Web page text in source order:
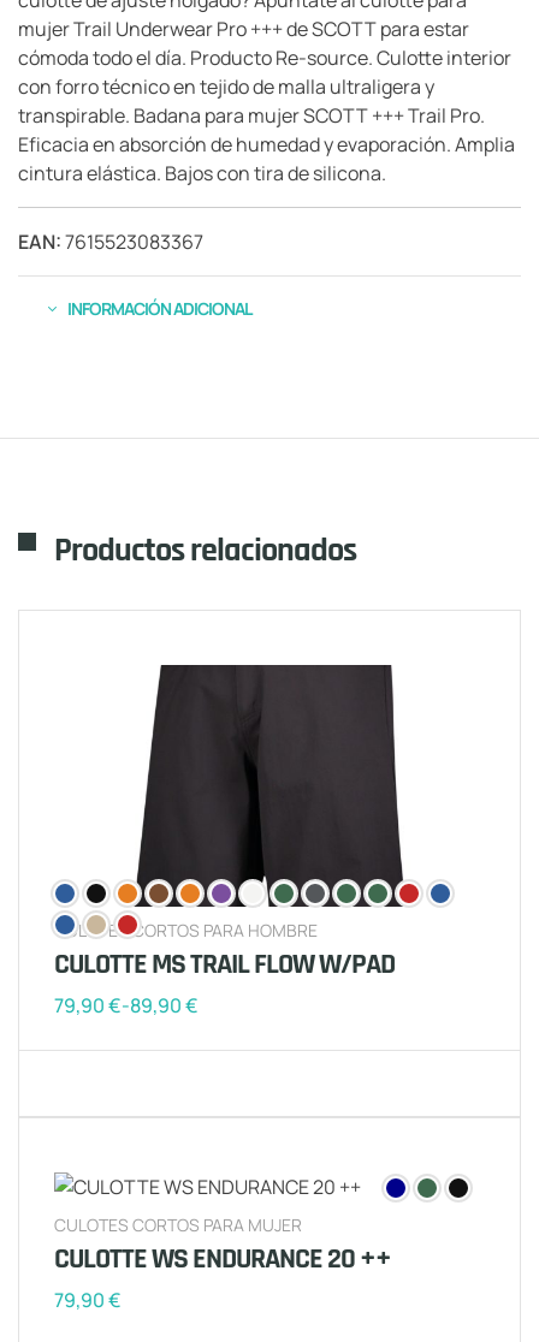
mujer Trail Underwear Pro +++ de SCOTT para estar
cómoda todo el día. Producto Re-source. Culotte interior
con forro técnico en tejido de malla ultraligera y
transpirable. Badana para mujer SCOTT +++ Trail Pro.
Eficacia en absorción de humedad y evaporación. Amplia
cintura elástica. Bajos con tira de silicona.
EAN:7615523083367
INFORMACIÓN ADICIONAL
Productos relacionados
CULOTES CORTOS PARA HOMBRE
CULOTTE MS TRAIL FLOW W/PAD
79,90€-89,90€
CULOTES CORTOS PARA MUJER
CULOTTE WS ENDURANCE 20 ++
79,90€